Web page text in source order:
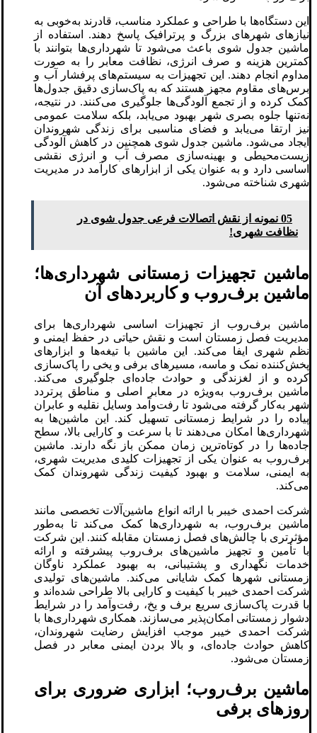
این دستگاه‌ها با طراحی و عملکرد مناسب، قادرند به‌خوبی به
نیازهای شهرهای بزرگ و پرترافیک پاسخ دهند. استفاده از
ماشین جدول شوی باعث می‌شود تا شهرداری‌ها بتوانند با
کمترین هزینه و صرف انرژی، نظافت معابر را به صورت
مداوم انجام دهند. این تجهیزات به سیستم‌های پرفشار آب و
برس‌های مقاوم مجهز هستند که به پاک‌سازی دقیق جدول‌ها
کمک کرده و از تجمع آلودگی‌ها جلوگیری می‌کنند. در نتیجه،
نه‌تنها جلوه بصری شهر بهبود می‌یابد، بلکه سلامت عمومی
نیز ارتقا می‌یابد و فضای مناسبی برای زندگی شهروندان
ایجاد می‌شود. ماشین جدول شوی همچنین در کاهش آلودگی
زیست‌محیطی و بهینه‌سازی مصرف آب و انرژی نقشی
اساسی دارد و به عنوان یکی از ابزارهای کارآمد در مدیریت
شهری شناخته می‌شود.
05 نمونه از نقش اتصالات فرعی جدول‌ شوی در
نظافت شهری!
ماشین تجهیزات زمستانی شهرداری‌ها؛
ماشین برف‌روب و کاربردهای آن
ماشین برف‌روب از تجهیزات اساسی شهرداری‌ها برای
مدیریت فصل زمستان است و نقش حیاتی در حفظ ایمنی و
نظم شهری ایفا می‌کند. این ماشین با تیغه‌ها و ابزارهای
پخش‌کننده نمک و ماسه، مسیرهای برفی و یخی را پاک‌سازی
کرده و از لغزندگی و حوادث جاده‌ای جلوگیری می‌کند.
ماشین برف‌روب به‌ویژه در معابر اصلی و مناطق پرتردد
شهر به‌کار گرفته می‌شود تا رفت‌وآمد وسایل نقلیه و عابران
پیاده را در شرایط زمستانی تسهیل کند. این ماشین‌ها به
شهرداری‌ها امکان می‌دهند تا با سرعت و کارایی بالا، سطح
جاده‌ها را در کوتاه‌ترین زمان ممکن باز نگه دارند. ماشین
برف‌روب به عنوان یکی از تجهیزات کلیدی مدیریت شهری،
به ایمنی، سلامت و بهبود کیفیت زندگی شهروندان کمک
می‌کند.
شرکت احمدی خیبر با ارائه انواع ماشین‌آلات تخصصی مانند
ماشین برف‌روب، به شهرداری‌ها کمک می‌کند تا به‌طور
مؤثرتری با چالش‌های فصل زمستان مقابله کنند. این شرکت
با تأمین و تجهیز ماشین‌های برف‌روب پیشرفته و ارائه
خدمات نگهداری و پشتیبانی، به بهبود عملکرد ناوگان
زمستانی شهرها کمک شایانی می‌کند. ماشین‌های تولیدی
شرکت احمدی خیبر با کیفیت و کارایی بالا طراحی شده‌اند و
با قدرت پاک‌سازی سریع برف و یخ، رفت‌وآمد را در شرایط
دشوار زمستانی امکان‌پذیر می‌سازند. همکاری شهرداری‌ها با
شرکت احمدی خیبر موجب افزایش رضایت شهروندان،
کاهش حوادث جاده‌ای، و بالا بردن ایمنی معابر در فصل
زمستان می‌شود.
ماشین برف‌روب؛ ابزاری ضروری برای
روزهای برفی